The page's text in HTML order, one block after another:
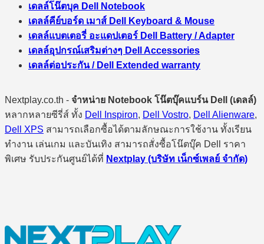
เดลล์โน๊ตบุค Dell Notebook
เดลล์คีย์บอร์ด เมาส์ Dell Keyboard & Mouse
เดลล์แบตเตอรี่ อะแดปเตอร์ Dell Battery / Adapter
เดลล์อุปกรณ์เสริมต่างๆ Dell Accessories
เดลล์ต่อประกัน / Dell Extended warranty
Nextplay.co.th - จำหน่าย Notebook โน๊ตบุ๊คแบร์น Dell (เดลล์)
หลากหลายซีรี่ส์ ทั้ง Dell Inspiron, Dell Vostro, Dell Alienware,
Dell XPS สามารถเลือกซื้อได้ตามลักษณะการใช้งาน ทั้งเรียน
ทำงาน เล่นเกม และบันเทิง สามารถสั่งซื้อโน๊ตบุ๊ค Dell ราคา
พิเศษ รับประกันศูนย์ได้ที่ Nextplay (บริษัท เน็กซ์เพลย์ จำกัด)